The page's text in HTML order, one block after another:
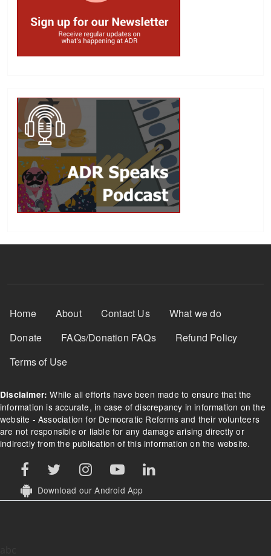
Footer Menu
Home About Contact Us
What we do
Donate
FAQs/Donation FAQs
Refund Policy
Terms of Use
Disclaimer: While all efforts have been made to ensure that the
information is accurate, in case of discrepancy in information on the
website - Association for Democratic Reforms and their volunteers
are not responsible or liable for any damage arising directly or
indirectly from the publication of this information on the website.
Download our Android App